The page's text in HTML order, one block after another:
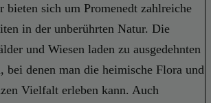
bieten sich um Promenedt zahlreiche
in der unberührten Natur. Die
und Wiesen laden zu ausgedehnten
bei denen man die heimische Flora und
Vielfalt erleben kann. Auch